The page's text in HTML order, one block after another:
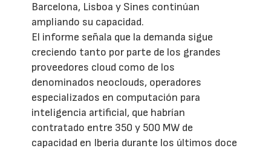
Barcelona, Lisboa y Sines continúan
ampliando su capacidad.
El informe señala que la demanda sigue
creciendo tanto por parte de los grandes
proveedores cloud como de los
denominados neoclouds, operadores
especializados en computación para
inteligencia artificial, que habrían
contratado entre 350 y 500 MW de
capacidad en Iberia durante los últimos doce